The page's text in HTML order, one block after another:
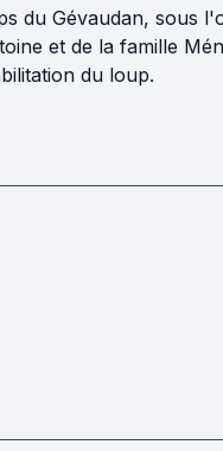
du Gévaudan, sous
et de la famille
du loup.